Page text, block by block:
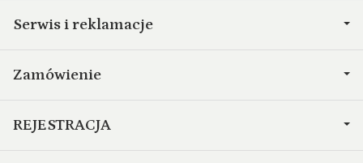
Serwis i reklamacje
Zamówienie
REJESTRACJA